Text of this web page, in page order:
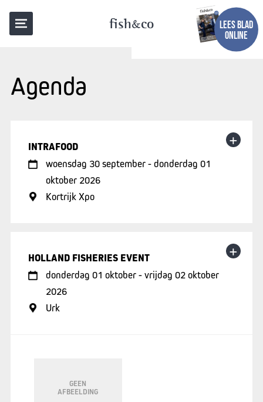
fishco
LEES BLAD
ONLINE
Agenda
INTRAFOOD
woensdag 30 september - donderdag 01
oktober 2026
Kortrijk Xpo
+
HOLLAND FISHERIES EVENT
donderdag 01 oktober - vrijdag 02 oktober
2026
Urk
+
GEEN
AFBEELDING